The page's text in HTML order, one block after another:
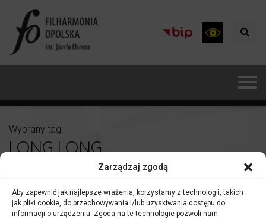
Zarządzaj zgodą
Aby zapewnić jak najlepsze wrażenia, korzystamy z technologii, takich
jak pliki cookie, do przechowywania i/lub uzyskiwania dostępu do
informacji o urządzeniu. Zgoda na te technologie pozwoli nam
Wybrany tag:
LONG LONG